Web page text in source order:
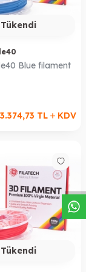
W
h
a
s
a
p
p
D
e
s
t
e
H
a
t
t
Tükendi
Blue filament
3.374,73 TL KDV
Tükendi